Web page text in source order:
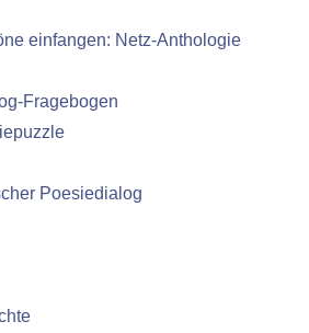
einfangen: Netz-Anthologie
Fragebogen
Poesiedialog